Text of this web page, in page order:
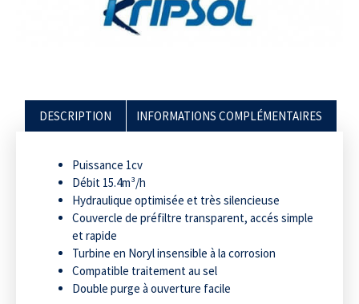
DESCRIPTION INFORMATIONS COMPLÉMENTAIRES
Puissance 1cv
Débit 15.4m³/h
Hydraulique optimisée et très silencieuse
Couvercle de préfiltre transparent, accés simple
et rapide
Turbine en Noryl insensible à la corrosion
Compatible traitement au sel
Double purge à ouverture facile